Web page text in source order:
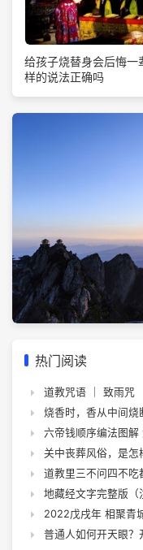
给孩子烧替身会后悔一
样的说法正确吗
热门阅读
道教咒语 ｜ 致雨咒
烧香时，香从中间烧
六帝钱顺序编法图解
关中丧葬风俗，是怎
道教里三不问四不吃
地藏经文字完整版（
2022戊戌年 相聚青
普通人如何开天眼？